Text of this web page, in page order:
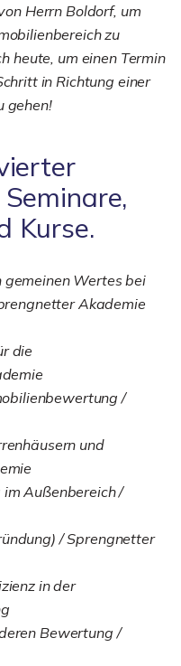
Herrn Boldorf, um
zu
heute, um einen Termin
in Richtung einer
gehen!
Kurse.
Wertes bei
Akademie
die
/
und
Außenbereich /
/ Sprengnetter
in der
Bewertung /